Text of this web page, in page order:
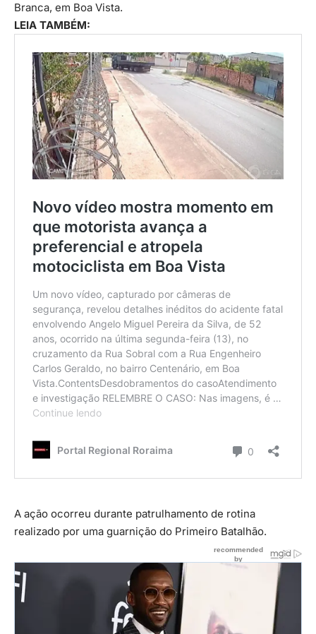
Branca, em Boa Vista.
LEIA TAMBÉM:
A ação ocorreu durante patrulhamento de rotina
realizado por uma guarnição do Primeiro Batalhão.